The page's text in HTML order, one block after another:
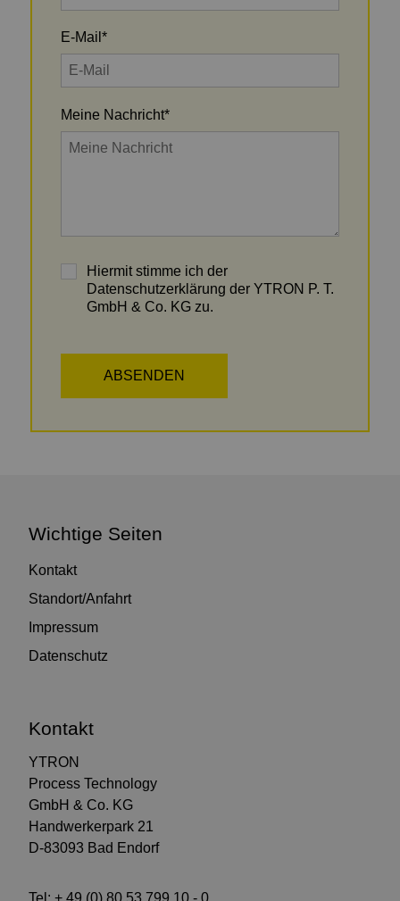
E-Mail *
Meine Nachricht*
Hiermit stimme ich der
Datenschutzerklärung der YTRON P. T.
GmbH & Co. KG zu.
Wichtige Seiten
Kontakt
Standort/Anfahrt
Impressum
Datenschutz
Kontakt
YTRON
Process Technology
GmbH & Co. KG
Handwerkerpark 21
D-83093 Bad Endorf
Tel: + 49 (0) 80 53 799 10 - 0